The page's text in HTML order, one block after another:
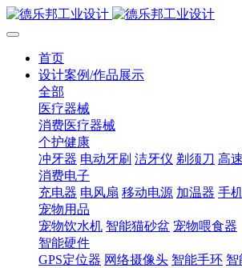
首页
设计案例/作品展示
全部
医疗器械
消费医疗器械
个护健康
冲牙器 电动牙刷 洁牙仪 剃须刀 高
消费电子
充电器 电风扇 移动电源 加温器 手
宠物用品
宠物饮水机 智能猫砂盆 宠物喂食器
智能硬件
GPS定位器 网络摄像头 智能手环 智